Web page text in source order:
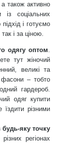
також активно
соціальних
і готуємо
і за ціною.
одягу оптом.
тут жіночий
великі та
фасони – тобто
гардероб.
одяг купити
різними
яку точку
регіонах